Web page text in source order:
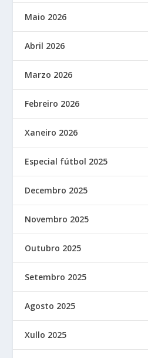
Maio 2026
Abril 2026
Marzo 2026
Febreiro 2026
Xaneiro 2026
Especial fútbol 2025
Decembro 2025
Novembro 2025
Outubro 2025
Setembro 2025
Agosto 2025
Xullo 2025